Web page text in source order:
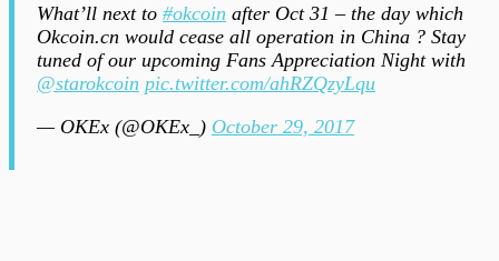
What’ll next to #okcoin after Oct 31 – the day which
Okcoin.cn would cease all operation in China ? Stay
tuned of our upcoming Fans Appreciation Night with
@starokcoin pic.twitter.com/ahRZQzyLqu
— OKEx (@OKEx_) October 29, 2017